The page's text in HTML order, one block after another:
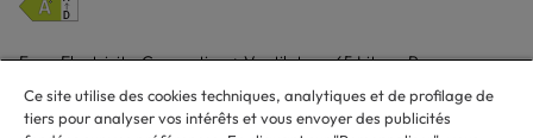
Four, Electricity, Convection + Ventilateur, 65 Litres, Panneau
539,99 € *
Ce site utilise des cookies techniques, analytiques et de profilage de
tiers pour analyser vos intérêts et vous envoyer des publicités